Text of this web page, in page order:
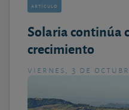
artículo
Solaria continúa
crecimiento
viernes, 3 de